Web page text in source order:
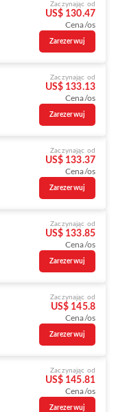
Zaczynając od
US$ 130.47
Cena/os
Zarezerwuj
Zaczynając od
US$ 133.13
Cena/os
Zarezerwuj
Zaczynając od
US$ 133.37
Cena/os
Zarezerwuj
Zaczynając od
US$ 133.85
Cena/os
Zarezerwuj
Zaczynając od
US$ 145.8
Cena/os
Zarezerwuj
Zaczynając od
US$ 145.81
Cena/os
Zarezerwuj